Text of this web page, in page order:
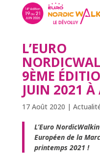
L’EURO
9ÈME
JUIN 2021 À
17 Août 2020 |
L’Euro
Européen de la
printemps 2021 !